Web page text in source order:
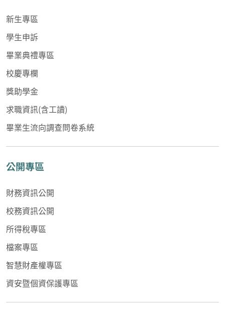
新生專區
學生申訴
畢業典禮專區
校慶專欄
獎助學金
求職資訊(含工讀)
畢業生流向調查問卷系統
公開專區
財務資訊公開
校務資訊公開
所得稅專區
檔案專區
智慧財產權專區
資安暨個資保護專區